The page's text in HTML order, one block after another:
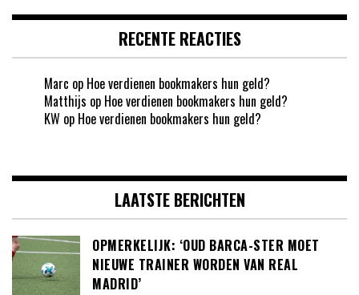
RECENTE REACTIES
Marc op Hoe verdienen bookmakers hun geld?
Matthijs op Hoe verdienen bookmakers hun geld?
KW op Hoe verdienen bookmakers hun geld?
LAATSTE BERICHTEN
OPMERKELIJK: ‘OUD BARCA-STER MOET
NIEUWE TRAINER WORDEN VAN REAL
MADRID’